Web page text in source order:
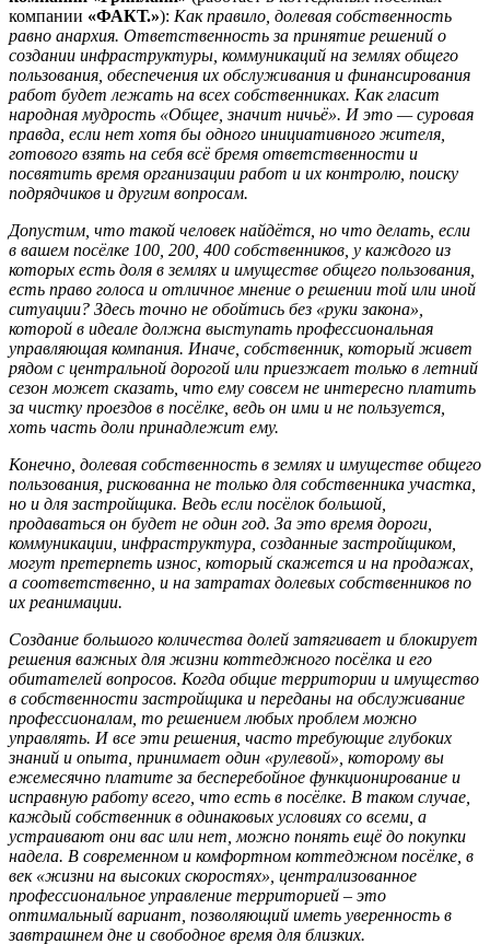
компании «ФАКТ.»): Как правило, долевая собственность
равно анархия. Ответственность за принятие решений о
создании инфраструктуры, коммуникаций на землях общего
пользования, обеспечения их обслуживания и финансирования
работ будет лежать на всех собственниках. Как гласит
народная мудрость «Общее, значит ничьё». И это — суровая
правда, если нет хотя бы одного инициативного жителя,
готового взять на себя всё бремя ответственности и
посвятить время организации работ и их контролю, поиску
подрядчиков и другим вопросам.
Допустим, что такой человек найдётся, но что делать, если
в вашем посёлке 100, 200, 400 собственников, у каждого из
которых есть доля в землях и имуществе общего пользования,
есть право голоса и отличное мнение о решении той или иной
ситуации? Здесь точно не обойтись без «руки закона»,
которой в идеале должна выступать профессиональная
управляющая компания. Иначе, собственник, который живет
рядом с центральной дорогой или приезжает только в летний
сезон может сказать, что ему совсем не интересно платить
за чистку проездов в посёлке, ведь он ими и не пользуется,
хоть часть доли принадлежит ему.
Конечно, долевая собственность в землях и имуществе общего
пользования, рискованна не только для собственника участка,
но и для застройщика. Ведь если посёлок большой,
продаваться он будет не один год. За это время дороги,
коммуникации, инфраструктура, созданные застройщиком,
могут претерпеть износ, который скажется и на продажах,
а соответственно, и на затратах долевых собственников по
их реанимации.
Создание большого количества долей затягивает и блокирует
решения важных для жизни коттеджного посёлка и его
обитателей вопросов. Когда общие территории и имущество
в собственности застройщика и переданы на обслуживание
профессионалам, то решением любых проблем можно
управлять. И все эти решения, часто требующие глубоких
знаний и опыта, принимает один «рулевой», которому вы
ежемесячно платите за бесперебойное функционирование и
исправную работу всего, что есть в посёлке. В таком случае,
каждый собственник в одинаковых условиях со всеми, а
устраивают они вас или нет, можно понять ещё до покупки
надела. В современном и комфортном коттеджном посёлке, в
век «жизни на высоких скоростях», централизованное
профессиональное управление территорией – это
оптимальный вариант, позволяющий иметь уверенность в
завтрашнем дне и свободное время для близких.